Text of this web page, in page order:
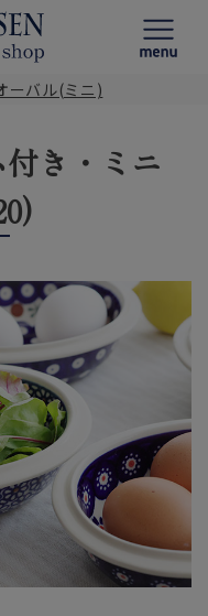
ーバル(ミニ)
き・ミニ